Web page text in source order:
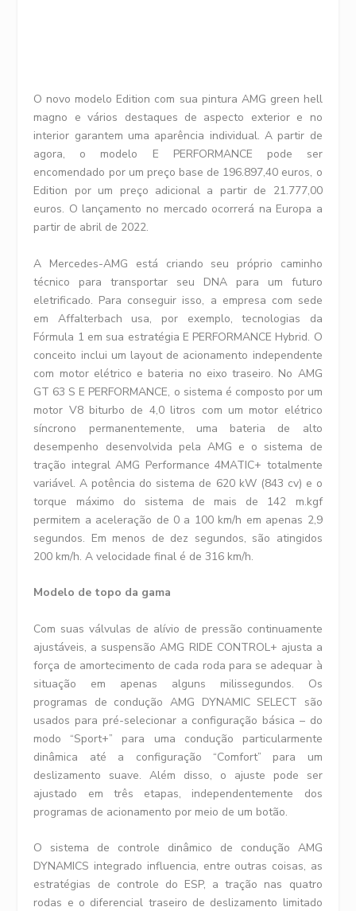
O novo modelo Edition com sua pintura AMG green hell
magno e vários destaques de aspecto exterior e no
interior garantem uma aparência individual. A partir de
agora, o modelo E PERFORMANCE pode ser
encomendado por um preço base de 196.897,40 euros, o
Edition por um preço adicional a partir de 21.777,00
euros. O lançamento no mercado ocorrerá na Europa a
partir de abril de 2022.
A Mercedes-AMG está criando seu próprio caminho
técnico para transportar seu DNA para um futuro
eletrificado. Para conseguir isso, a empresa com sede
em Affalterbach usa, por exemplo, tecnologias da
Fórmula 1 em sua estratégia E PERFORMANCE Hybrid. O
conceito inclui um layout de acionamento independente
com motor elétrico e bateria no eixo traseiro. No AMG
GT 63 S E PERFORMANCE, o sistema é composto por um
motor V8 biturbo de 4,0 litros com um motor elétrico
síncrono permanentemente, uma bateria de alto
desempenho desenvolvida pela AMG e o sistema de
tração integral AMG Performance 4MATIC+ totalmente
variável. A potência do sistema de 620 kW (843 cv) e o
torque máximo do sistema de mais de 142 m.kgf
permitem a aceleração de 0 a 100 km/h em apenas 2,9
segundos. Em menos de dez segundos, são atingidos
200 km/h. A velocidade final é de 316 km/h.
Modelo de topo da gama
Com suas válvulas de alívio de pressão continuamente
ajustáveis, a suspensão AMG RIDE CONTROL+ ajusta a
força de amortecimento de cada roda para se adequar à
situação em apenas alguns milissegundos. Os
programas de condução AMG DYNAMIC SELECT são
usados ​​para pré-selecionar a configuração básica – do
modo “Sport+” para uma condução particularmente
dinâmica até a configuração “Comfort” para um
deslizamento suave. Além disso, o ajuste pode ser
ajustado em três etapas, independentemente dos
programas de acionamento por meio de um botão.
O sistema de controle dinâmico de condução AMG
DYNAMICS integrado influencia, entre outras coisas, as
estratégias de controle do ESP, a tração nas quatro
rodas e o diferencial traseiro de deslizamento limitado